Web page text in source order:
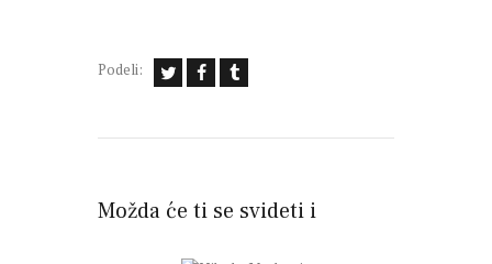
Podeli:
Možda će ti se svideti i